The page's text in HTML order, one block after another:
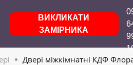
ВИКЛИКАТИ
ЗАМІРНИКА
Двері міжкімнатні КДФ